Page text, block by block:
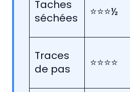
Taches
séchées
⭐⭐⭐½
Traces
de pas
⭐⭐⭐⭐